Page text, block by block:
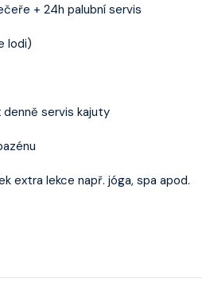
+ 24h palubní servis
lodi)
servis kajuty
extra lekce např. jóga, spa apod.